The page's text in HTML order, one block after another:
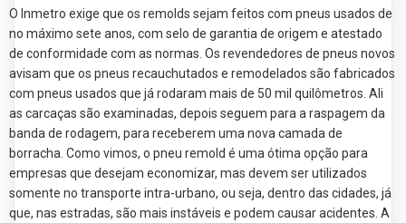
O Inmetro exige que os remolds sejam feitos com pneus usados de
no máximo sete anos, com selo de garantia de origem e atestado
de conformidade com as normas. Os revendedores de pneus novos
avisam que os pneus recauchutados e remodelados são fabricados
com pneus usados que já rodaram mais de 50 mil quilômetros. Ali
as carcaças são examinadas, depois seguem para a raspagem da
banda de rodagem, para receberem uma nova camada de
borracha. Como vimos, o pneu remold é uma ótima opção para
empresas que desejam economizar, mas devem ser utilizados
somente no transporte intra-urbano, ou seja, dentro das cidades, já
que, nas estradas, são mais instáveis e podem causar acidentes. A